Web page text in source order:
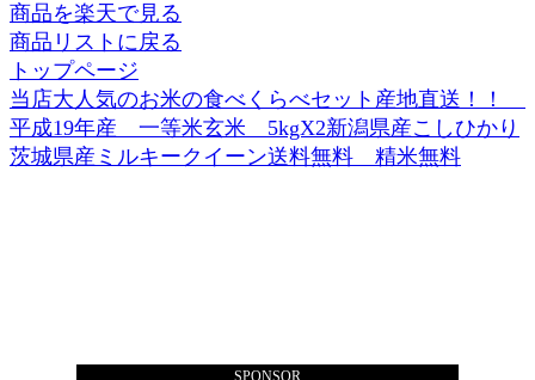
商品を楽天で見る
商品リストに戻る
トップページ
当店大人気のお米の食べくらべセット産地直送！！
平成19年産 一等米玄米 5kgX2新潟県産こしひかり
茨城県産ミルキークイーン送料無料 精米無料
SPONSOR